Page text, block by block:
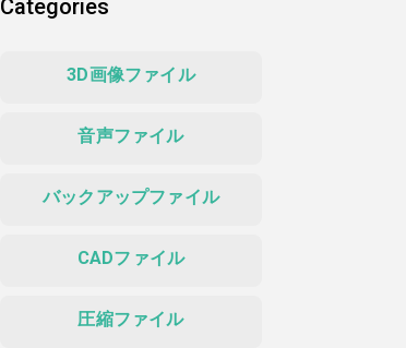
Categories
3D画像ファイル
音声ファイル
バックアップファイル
CADファイル
圧縮ファイル